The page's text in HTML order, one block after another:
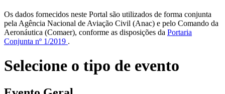
Os dados fornecidos neste Portal são utilizados de forma conjunta
pela Agência Nacional de Aviação Civil (Anac) e pelo Comando da
Aeronáutica (Comaer), conforme as disposições da Portaria
Conjunta nº 1/2019 .
Selecione o tipo de evento